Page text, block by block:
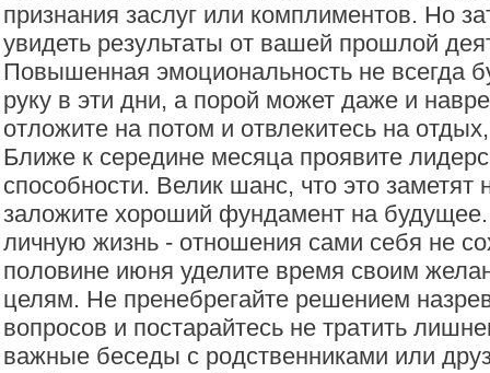
признания заслуг или комплиментов. Но
увидеть результаты от вашей прошлой
Повышенная эмоциональность не всегда
руку в эти дни, а порой может даже и
отложите на потом и отвлекитесь на
Ближе к середине месяца проявите
способности. Велик шанс, что это
заложите хороший фундамент на
личную жизнь - отношения сами себя не
половине июня уделите время своим
целям. Не пренебрегайте решением
вопросов и постарайтесь не тратить
важные беседы с родственниками или